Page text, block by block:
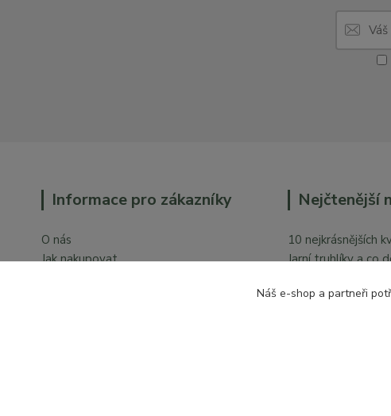
Informace pro zákazníky
O nás
Jak nakupovat
Nejčtenější
10 nejkrásnějších
Jarní truhlíky a co
Náš e-shop a partneři